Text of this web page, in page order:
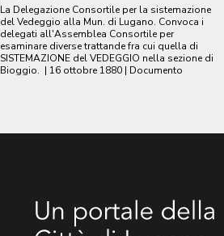
La Delegazione Consortile per la sistemazione
del Vedeggio alla Mun. di Lugano. Convoca i
delegati all'Assemblea Consortile per
esaminare diverse trattande fra cui quella di
SISTEMAZIONE del VEDEGGIO nella sezione di
Bioggio. | 16 ottobre 1880 | Documento